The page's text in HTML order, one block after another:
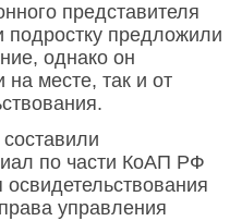
представителя
подростку предложили
однако он
на месте, так и от
по части КоАП РФ
управления